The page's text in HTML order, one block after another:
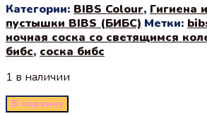
Категории: BIBS Colour, Гигиена
пустышки BIBS (БИБС) Метки:
ночная соска со светящимся
бибс, соска бибс
1 в наличии
В корзину